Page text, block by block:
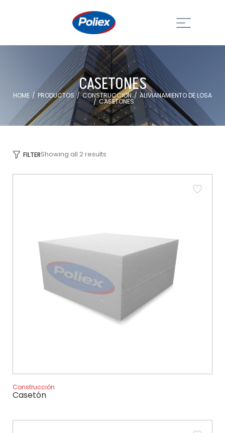
CASETONES
HOME / PRODUCTOS / CONSTRUCCIÓN / ALIVIANAMIENTO DE LOSA
/ CASETONES
FILTERShowing all 2 results
Construcción
Casetón